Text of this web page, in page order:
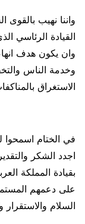
واننا نهيب
القيادة الرئاسي
وان يكون هدف
وخدمة الناس
الاستغراق
في الختام اسمحوا
اجدد الشكر
بقيادة المملكة
على دعمهم
السلام والاستقرار